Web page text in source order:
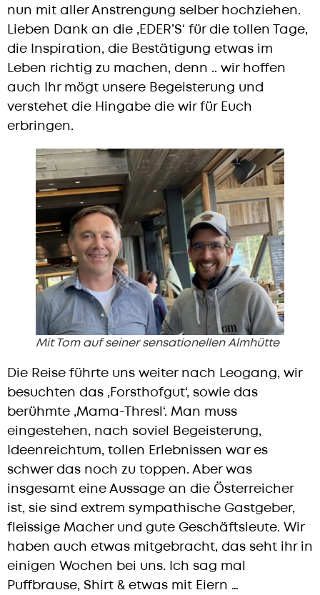
nun mit aller Anstrengung selber hochziehen.
Lieben Dank an die ‚EDER’S‘ für die tollen Tage,
die Inspiration, die Bestätigung etwas im
Leben richtig zu machen, denn .. wir hoffen
auch Ihr mögt unsere Begeisterung und
verstehet die Hingabe die wir für Euch
erbringen.
Mit Tom auf seiner sensationellen Almhütte
Die Reise führte uns weiter nach Leogang, wir
besuchten das ‚Forsthofgut‘, sowie das
berühmte ‚Mama-Thresl‘. Man muss
eingestehen, nach soviel Begeisterung,
Ideenreichtum, tollen Erlebnissen war es
schwer das noch zu toppen. Aber was
insgesamt eine Aussage an die Österreicher
ist, sie sind extrem sympathische Gastgeber,
fleissige Macher und gute Geschäftsleute. Wir
haben auch etwas mitgebracht, das seht ihr in
einigen Wochen bei uns. Ich sag mal
Puffbrause, Shirt & etwas mit Eiern …